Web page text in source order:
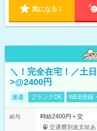
気になる！
＼！完全在宅！／土
>@2400円
派遣 ブランクOK WEB登録
給与
時給2400円＋交
交通費別途支給あ